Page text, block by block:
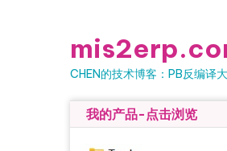
CHEN的技术博客：PB反编译
我的产品-点击浏览